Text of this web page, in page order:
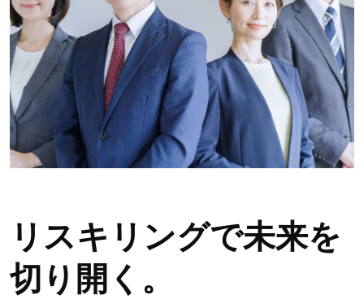
リスキリングで未来を
切り開く。